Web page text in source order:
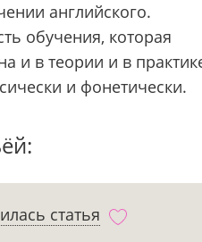
английского.
обучения, которая
и в теории и в
и фонетически.
статья